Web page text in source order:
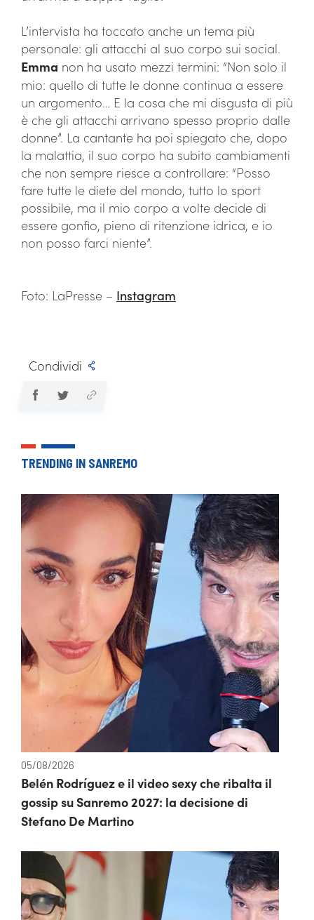
L’intervista ha toccato anche un tema più
personale: gli attacchi al suo corpo sui social.
Emma non ha usato mezzi termini: “Non solo il
mio: quello di tutte le donne continua a essere
un argomento… E la cosa che mi disgusta di più
è che gli attacchi arrivano spesso proprio dalle
donne”. La cantante ha poi spiegato che, dopo
la malattia, il suo corpo ha subito cambiamenti
che non sempre riesce a controllare: “Posso
fare tutte le diete del mondo, tutto lo sport
possibile, ma il mio corpo a volte decide di
essere gonfio, pieno di ritenzione idrica, e io
non posso farci niente”.
Foto: LaPresse – Instagram
Condividi
TRENDING IN SANREMO
05/08/2026
Belén Rodríguez e il video sexy che ribalta il
gossip su Sanremo 2027: la decisione di
Stefano De Martino